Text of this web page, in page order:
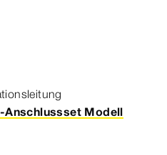
tionsleitung
Anschlussset Modell